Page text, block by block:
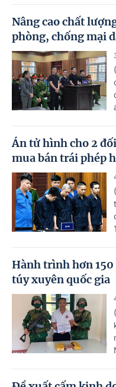
Nâng cao chất
phòng, chống mại
Án tử hình cho 2
mua bán trái phép
Hành trình hơn 150
túy xuyên quốc gia